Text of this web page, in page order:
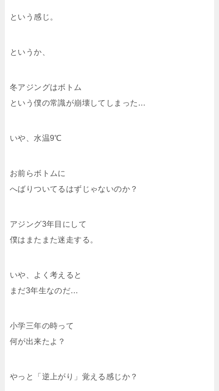
という感じ。
というか、
冬アジングはボトム
という僕の常識が崩壊してしまった…
いや、水温9℃
お前らボトムに
へばりついてるはずじゃないのか？
アジング3年目にして
僕はまたまた迷走する。
いや、よく考えると
まだ3年生なのだ…
小学三年の時って
何が出来たよ？
やっと「逆上がり」覚える感じか？